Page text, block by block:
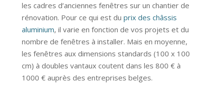
les cadres d’anciennes fenêtres sur un chantier de
rénovation. Pour ce qui est du prix des châssis
aluminium, il varie en fonction de vos projets et du
nombre de fenêtres à installer. Mais en moyenne,
les fenêtres aux dimensions standards (100 x 100
cm) à doubles vantaux coutent dans les 800 € à
1000 € auprès des entreprises belges.